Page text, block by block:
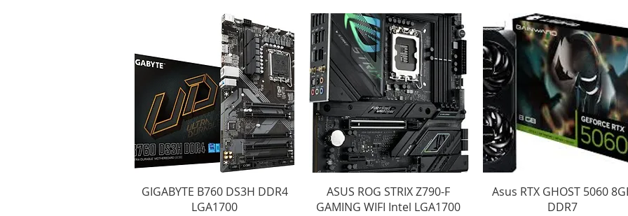
תצוגה מהירה
Asus RTX GHOST 5060
DDR7
תצוגה מהירה
ASUS ROG STRIX Z790-F
GAMING WIFI Intel LGA1700
תצוגה מהירה
GIGABYTE B760 DS3H DDR4
LGA1700